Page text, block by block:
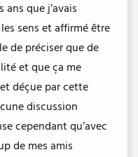
que j’avais
sens et affirmé être
de préciser que de
et que ça me
déçue par cette
discussion
cependant qu’avec
de mes amis